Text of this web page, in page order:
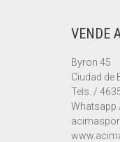
VENDE
Byron 45
Ciudad de
Tels. /
Whatsapp